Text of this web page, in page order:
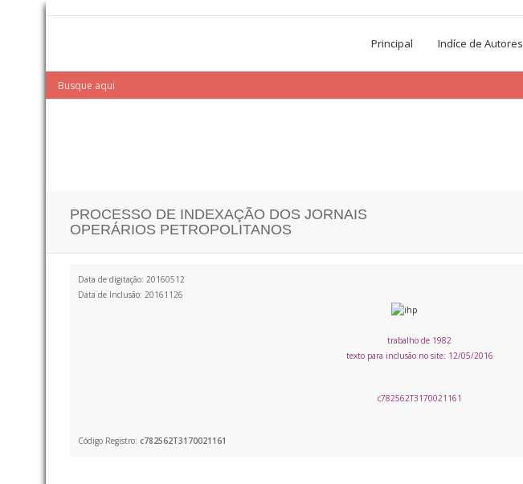
Principal Indíce de Autores
PROCESSO DE INDEXAÇÃO DOS JORNAIS
OPERÁRIOS PETROPOLITANOS
Data de digitação: 20160512
Data de Inclusão: 20161126
trabalho de 1982
texto para inclusão no site: 12/05/2016
c782562T3170021161
Código Registro: c782562T3170021161